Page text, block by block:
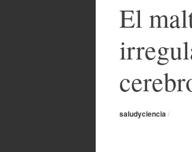
El
saludyciencia/